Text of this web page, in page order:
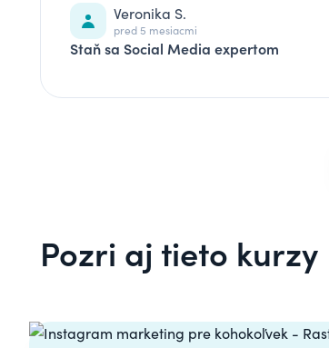
Veronika S.
pred 5 mesiacmi
Staň sa Social Media expertom
Pozri aj tieto kurzy
Carousel